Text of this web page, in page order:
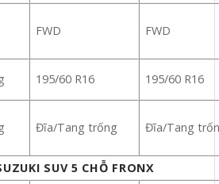
FWD FWD
195/60 R16 195/60 R16
Đĩa/Tang trống Đĩa/Tang
SUV 5 CHỖ FRONX